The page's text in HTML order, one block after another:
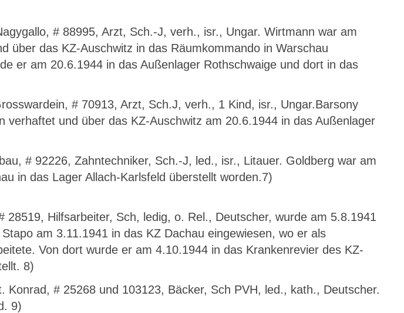
# 88995, Arzt, Sch.-J, verh., isr., Ungar. Wirtmann war am
über das KZ-Auschwitz in das Räumkommando in Warschau
er am 20.6.1944 in das Außenlager Rothschwaige und dort in das
# 70913, Arzt, Sch.J, verh., 1 Kind, isr., Ungar.Barsony
verhaftet und über das KZ-Auschwitz am 20.6.1944 in das Außenlager
# 92226, Zahntechniker, Sch.-J, led., isr., Litauer. Goldberg war am
in das Lager Allach-Karlsfeld überstellt worden.7)
28519, Hilfsarbeiter, Sch, ledig, o. Rel., Deutscher, wurde am 5.8.1941
am 3.11.1941 in das KZ Dachau eingewiesen, wo er als
Von dort wurde er am 4.10.1944 in das Krankenrevier des KZ-
8)
Konrad, # 25268 und 103123, Bäcker, Sch PVH, led., kath., Deutscher.
9)